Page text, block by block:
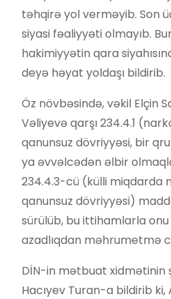
təhqirə yol verməyib. Son
siyasi fəaliyyəti olmayıb.
hakimiyyətin qara
deyə həyat yoldaşı bildirib.
Öz növbəsində, vəkil Elçin
Vəliyevə qarşı 234.4.1
qanunsuz dövriyyəsi, bir
ya əvvəlcədən əlbir
234.4.3-cü (külli miqdarda
qanunsuz dövriyyəsi)
sürülüb, bu ittihamlarla onu
azadlıqdan məhrumetmə
DİN-in mətbuat xidmətinin
Hacıyev Turan-a bildirib